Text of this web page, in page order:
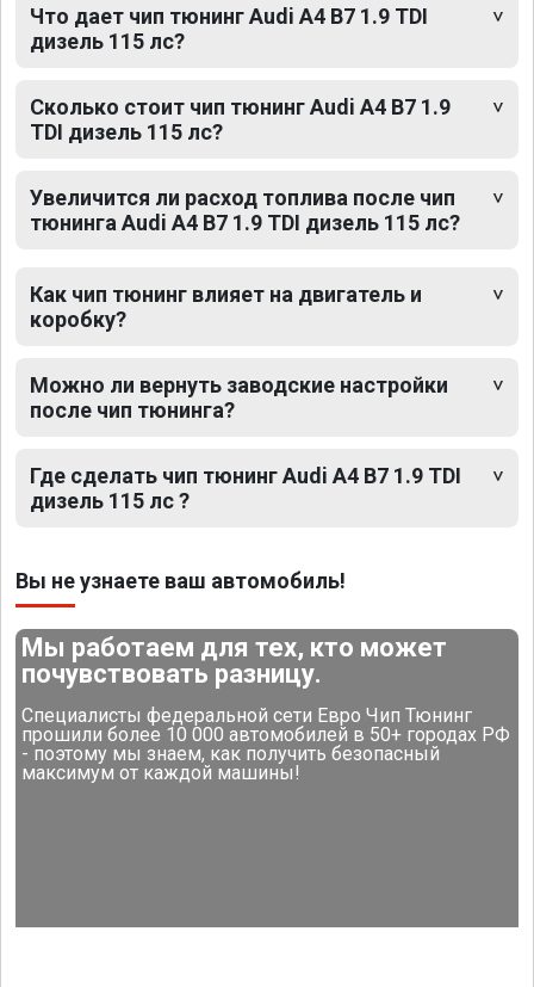
Что дает чип тюнинг Audi A4 B7 1.9 TDI
дизель 115 лс?
Сколько стоит чип тюнинг Audi A4 B7 1.9
TDI дизель 115 лс?
Увеличится ли расход топлива после чип
тюнинга Audi A4 B7 1.9 TDI дизель 115 лс?
Как чип тюнинг влияет на двигатель и
коробку?
Можно ли вернуть заводские настройки
после чип тюнинга?
Где сделать чип тюнинг Audi A4 B7 1.9 TDI
дизель 115 лс ?
Вы не узнаете ваш автомобиль!
Мы работаем для тех, кто может
почувствовать разницу.
Специалисты федеральной сети Евро Чип Тюнинг
прошили более 10 000 автомобилей в 50+ городах РФ
- поэтому мы знаем, как получить безопасный
максимум от каждой машины!